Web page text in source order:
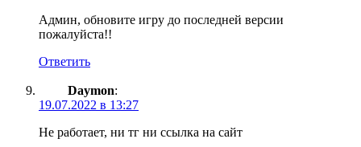
Админ, обновите игру до последней версии
пожалуйста!!
Ответить
Daymon:
19.07.2022 в 13:27
Не работает, ни тг ни ссылка на сайт